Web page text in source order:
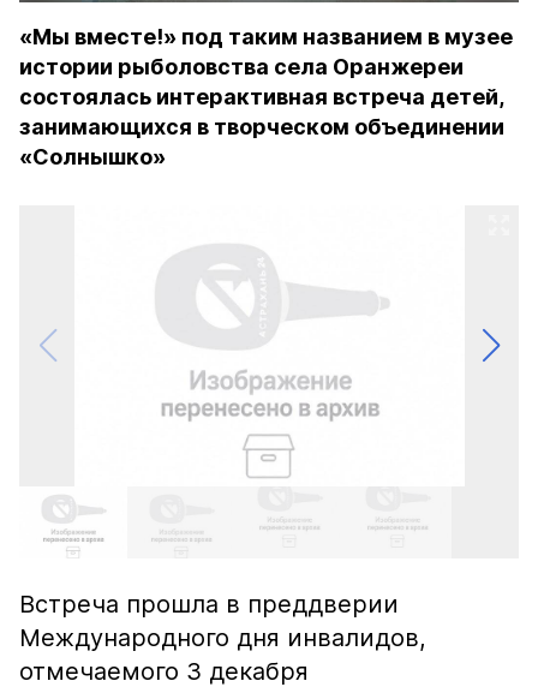
«Мы вместе!» под таким названием в музее
истории рыболовства села Оранжереи
состоялась интерактивная встреча детей,
занимающихся в творческом объединении
«Солнышко»
Встреча прошла в преддверии
Международного дня инвалидов,
отмечаемого 3 декабря